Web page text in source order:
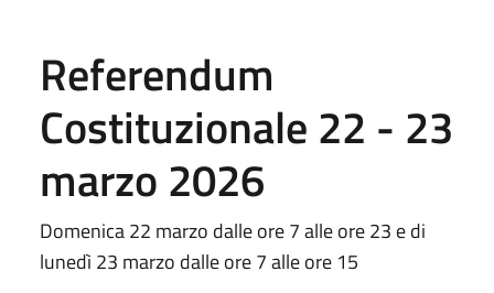
Referendum
Costituzionale 22 - 23
marzo 2026
Domenica 22 marzo dalle ore 7 alle ore 23 e di
lunedì 23 marzo dalle ore 7 alle ore 15